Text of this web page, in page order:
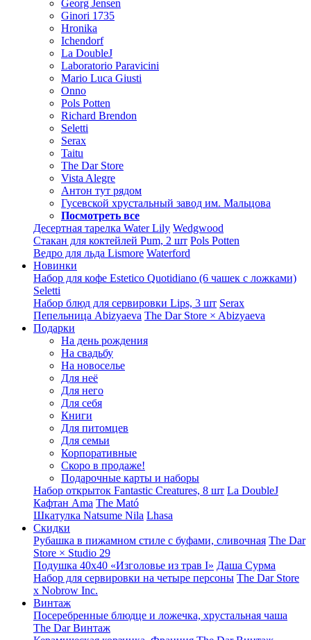
Georg Jensen
Ginori 1735
Hronika
Ichendorf
La DoubleJ
Laboratorio Paravicini
Mario Luca Giusti
Onno
Pols Potten
Richard Brendon
Seletti
Serax
Taitu
The Dar Store
Vista Alegre
Антон тут рядом
Гусевской хрустальный завод им. Мальцова
Посмотреть все
Десертная тарелка Water Lily Wedgwood
Стакан для коктейлей Pum, 2 шт Pols Potten
Ведро для льда Lismore Waterford
Новинки
Набор для кофе Estetico Quotidiano (6 чашек с ложками)
Seletti
Набор блюд для сервировки Lips, 3 шт Serax
Пепельница Abizyaeva The Dar Store × Abizyaeva
Подарки
На день рождения
На свадьбу
На новоселье
Для неё
Для него
Для себя
Книги
Для питомцев
Для семьи
Корпоративные
Скоро в продаже!
Подарочные карты и наборы
Набор открыток Fantastic Creatures, 8 шт La DoubleJ
Кафтан Ama The Mató
Шкатулка Natsume Nila Lhasa
Скидки
Рубашка в пижамном стиле с буфами, сливочная The Dar
Store × Studio 29
Подушка 40x40 «Изголовье из трав I» Даша Сурма
Набор для сервировки на четыре персоны The Dar Store
х Nobrow Inc.
Винтаж
Посеребренные блюдце и ложечка, хрустальная чаша
The Dar Винтаж